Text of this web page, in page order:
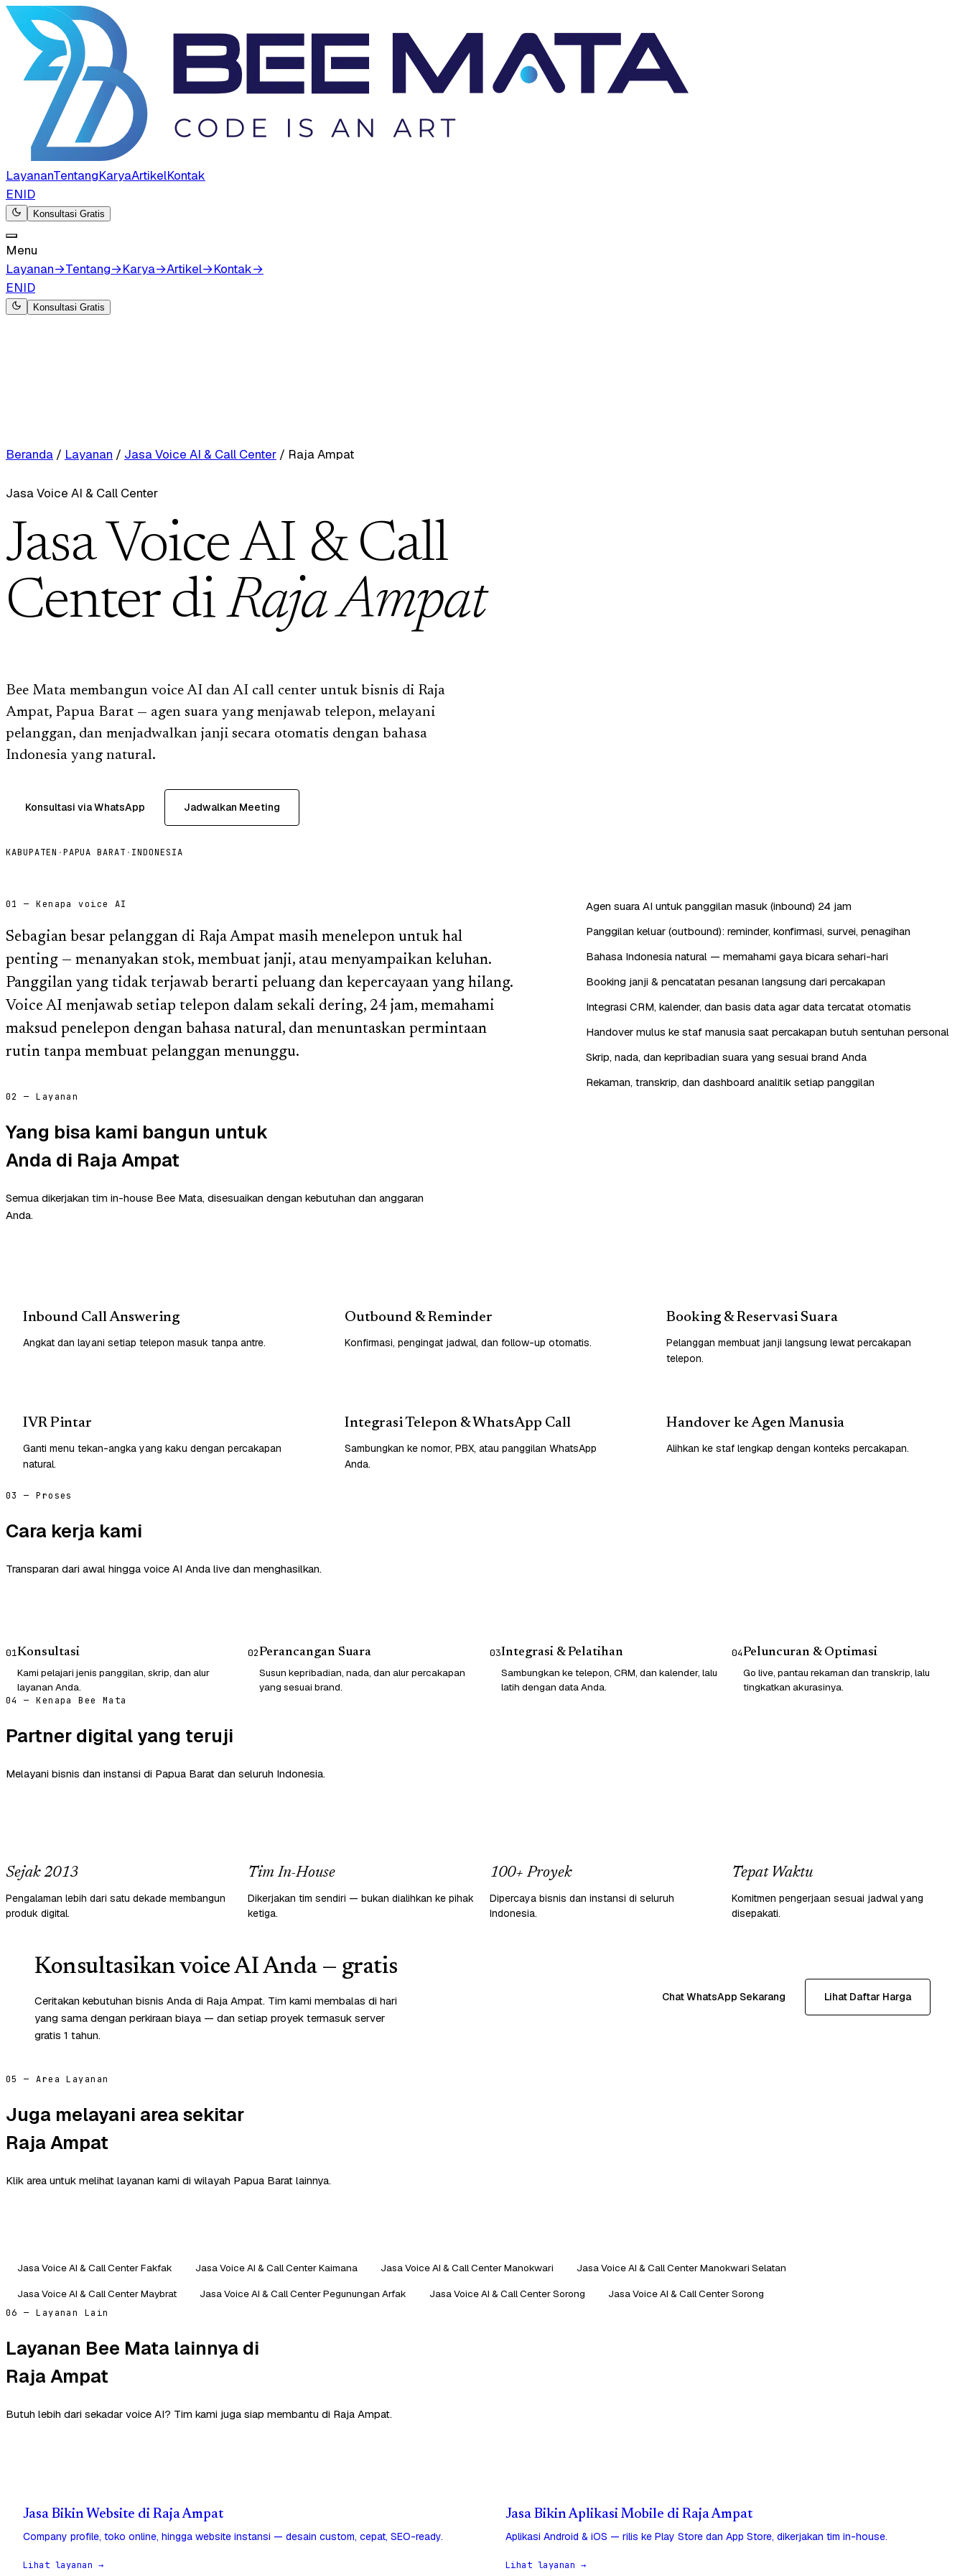
LayananTentangKaryaArtikelKontak
ENID
Konsultasi Gratis
Menu
Layanan→Tentang→Karya→Artikel→Kontak→
ENID
Konsultasi Gratis
Beranda / Layanan / Jasa Voice AI & Call Center / Raja Ampat
Jasa Voice AI & Call Center
Jasa Voice AI & Call
Center diRaja Ampat
Bee Mata membangun voice AI dan AI call center untuk bisnis di Raja
Ampat, Papua Barat — agen suara yang menjawab telepon, melayani
pelanggan, dan menjadwalkan janji secara otomatis dengan bahasa
Indonesia yang natural.
Konsultasi via WhatsApp Jadwalkan Meeting
KABUPATEN ·PAPUA BARAT · INDONESIA
01 — Kenapa voice AI
Sebagian besar pelanggan di Raja Ampat masih menelepon untuk hal
penting — menanyakan stok, membuat janji, atau menyampaikan keluhan.
Panggilan yang tidak terjawab berarti peluang dan kepercayaan yang hilang.
Voice AI menjawab setiap telepon dalam sekali dering, 24 jam, memahami
maksud penelepon dengan bahasa natural, dan menuntaskan permintaan
rutin tanpa membuat pelanggan menunggu.
Agen suara AI untuk panggilan masuk (inbound) 24 jam
Panggilan keluar (outbound): reminder, konfirmasi, survei, penagihan
Bahasa Indonesia natural — memahami gaya bicara sehari-hari
Booking janji & pencatatan pesanan langsung dari percakapan
Integrasi CRM, kalender, dan basis data agar data tercatat otomatis
Handover mulus ke staf manusia saat percakapan butuh sentuhan personal
Skrip, nada, dan kepribadian suara yang sesuai brand Anda
Rekaman, transkrip, dan dashboard analitik setiap panggilan
02 — Layanan
Yang bisa kami bangun untuk
Anda di Raja Ampat
Semua dikerjakan tim in-house Bee Mata, disesuaikan dengan kebutuhan dan anggaran
Anda.
Inbound Call Answering
Angkat dan layani setiap telepon masuk tanpa antre.
Outbound & Reminder
Konfirmasi, pengingat jadwal, dan follow-up otomatis.
Booking & Reservasi Suara
Pelanggan membuat janji langsung lewat percakapan
telepon.
IVR Pintar
Ganti menu tekan-angka yang kaku dengan percakapan
natural.
Integrasi Telepon & WhatsApp Call
Sambungkan ke nomor, PBX, atau panggilan WhatsApp
Anda.
Handover ke Agen Manusia
Alihkan ke staf lengkap dengan konteks percakapan.
03 — Proses
Cara kerja kami
Transparan dari awal hingga voice AI Anda live dan menghasilkan.
01Konsultasi
Kami pelajari jenis panggilan, skrip, dan alur
layanan Anda.
02Perancangan Suara
Susun kepribadian, nada, dan alur percakapan
yang sesuai brand.
03Integrasi & Pelatihan
Sambungkan ke telepon, CRM, dan kalender, lalu
latih dengan data Anda.
04Peluncuran & Optimasi
Go live, pantau rekaman dan transkrip, lalu
tingkatkan akurasinya.
04 — Kenapa Bee Mata
Partner digital yang teruji
Melayani bisnis dan instansi di Papua Barat dan seluruh Indonesia.
Sejak 2013
Pengalaman lebih dari satu dekade membangun
produk digital.
Tim In-House
Dikerjakan tim sendiri — bukan dialihkan ke pihak
ketiga.
100+ Proyek
Dipercaya bisnis dan instansi di seluruh
Indonesia.
Tepat Waktu
Komitmen pengerjaan sesuai jadwal yang
disepakati.
Konsultasikan voice AI Anda — gratis
Ceritakan kebutuhan bisnis Anda di Raja Ampat. Tim kami membalas di hari
yang sama dengan perkiraan biaya — dan setiap proyek termasuk server
gratis 1 tahun.
Chat WhatsApp Sekarang Lihat Daftar Harga
05 — Area Layanan
Juga melayani area sekitar
Raja Ampat
Klik area untuk melihat layanan kami di wilayah Papua Barat lainnya.
Jasa Voice AI & Call Center Fakfak Jasa Voice AI & Call Center Kaimana Jasa Voice AI & Call Center Manokwari
Jasa Voice AI & Call Center Manokwari Selatan
Jasa Voice AI & Call Center Maybrat
Jasa Voice AI & Call Center Pegunungan Arfak Jasa Voice AI & Call Center Sorong Jasa Voice AI & Call Center Sorong
06 — Layanan Lain
Layanan Bee Mata lainnya di
Raja Ampat
Butuh lebih dari sekadar voice AI? Tim kami juga siap membantu di Raja Ampat.
Jasa Bikin Website di Raja Ampat
Company profile, toko online, hingga website instansi — desain custom, cepat, SEO-ready.
Lihat layanan →
Jasa Bikin Aplikasi Mobile di Raja Ampat
Aplikasi Android & iOS — rilis ke Play Store dan App Store, dikerjakan tim in-house.
Lihat layanan →